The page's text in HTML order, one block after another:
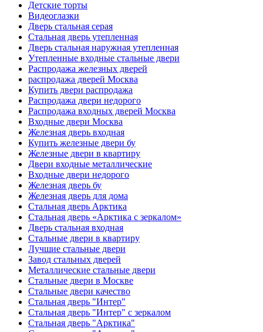
Детские торты
Видеоглазки
Дверь стальная серая
Стальная дверь утепленная
Дверь стальная наружная утепленная
Утепленные входные стальные двери
Распродажа железных дверей
распродажа дверей Москва
Купить двери распродажа
Распродажа двери недорого
Распродажа входных дверей Москва
Входные двери Москва
Железная дверь входная
Купить железные двери бу
Железные двери в квартиру
Двери входные металлические
Входные двери недорого
Железная дверь бу
Железная дверь для дома
Стальная дверь Арктика
Стальная дверь «Арктика с зеркалом»
Дверь стальная входная
Стальные двери в квартиру
Лучшие стальные двери
Завод стальных дверей
Металлические стальные двери
Стальные двери в Москве
Стальные двери качество
Стальная дверь "Интер"
Стальная дверь "Интер" с зеркалом
Стальная дверь "Арктика"